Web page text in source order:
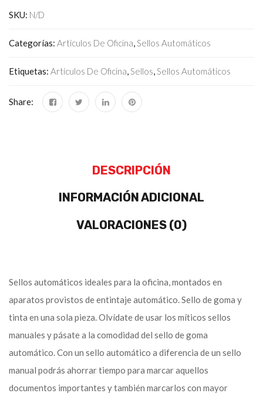
SKU: N/D
Categorías: Artículos De Oficina,Sellos Automáticos
Etiquetas: Artículos De Oficina,Sellos,Sellos Automáticos
Share:
DESCRIPCIÓN
INFORMACIÓN ADICIONAL
VALORACIONES (0)
Sellos automáticos ideales para la oficina, montados en
aparatos provistos de entintaje automático. Sello de goma y
tinta en una sola pieza. Olvídate de usar los míticos sellos
manuales y pásate a la comodidad del sello de goma
automático. Con un sello automático a diferencia de un sello
manual podrás ahorrar tiempo para marcar aquellos
documentos importantes y también marcarlos con mayor